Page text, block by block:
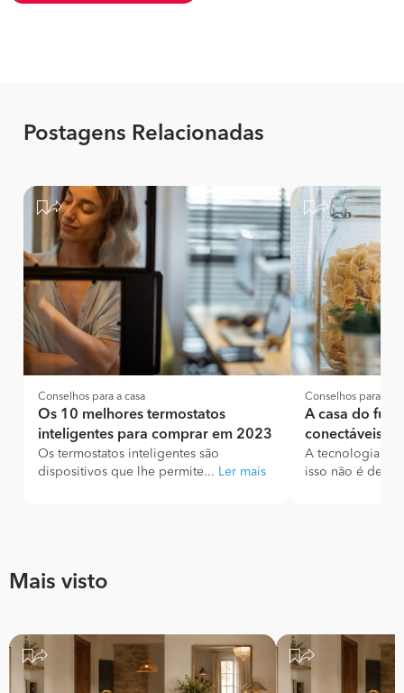
Postagens Relacionadas
Conselhos para a casa
Os 10 melhores termostatos
inteligentes para comprar em 2023
Os termostatos inteligentes são
dispositivos que lhe permite... Ler mais
Conselhos para a
A casa do
conectáveis
A tecnologia
isso não é de
Mais visto